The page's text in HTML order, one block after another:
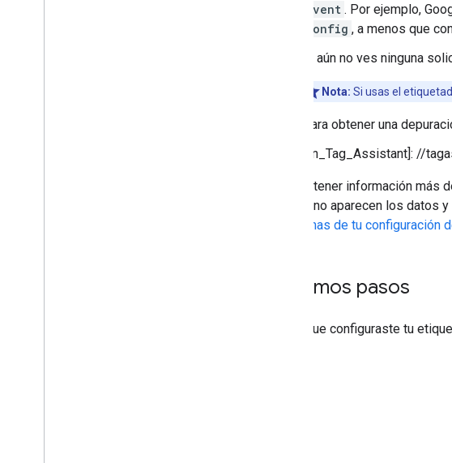
event . Por ejemplo,
config , a menos que
Si aún no ves ninguna
Nota: Si usas el
Para obtener una
[vn_Tag_Assistant]: //
Para obtener información
cuando no aparecen los
problemas de tu configuración
Próximos pasos
Ahora que configuraste tu